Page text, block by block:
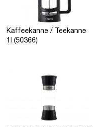
Kaffeekanne / Teekanne
1l (50366)